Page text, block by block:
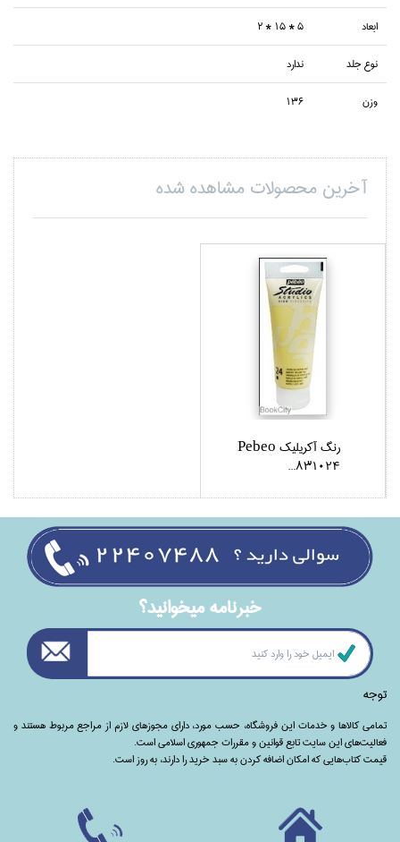
ابعاد
5 * 15 * 2
نوع جلد
ندارد
وزن
136
آخرین محصولات مشاهده شده
رنگ آكريليك Pebeo
831024...
خبرنامه ميخوانيد؟
توجه
تمامی‌ کالاها و خدمات این فروشگاه، حسب مورد،‌ دارای مجوزهای لازم از مراجع مربوط هستند ‌و‌‌
فعالیت‌های این سایت تابع قوانین و مقررات جمهوری اسلامی است.
قیمت کتاب‌هایی که امکان اضافه کردن به سبد خرید را دارند،‌ به روز است.